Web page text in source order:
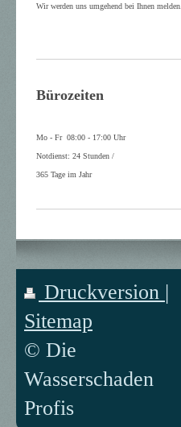
Wir werden uns umgehend bei Ihnen melden.
Bürozeiten
Mo - Fr 08:00 - 17:00 Uhr
Notdienst: 24 Stunden /
365 Tage im Jahr
Druckversion |
Sitemap
© Die
Wasserschaden
Profis